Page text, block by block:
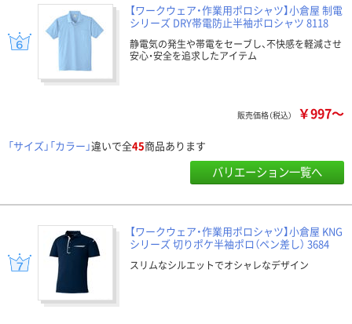
【ワークウェア・作業用ポロシャツ】小倉屋 制電
シリーズ DRY帯電防止半袖ポロシャツ 8118
静電気の発生や帯電をセーブし、不快感を軽減させ
安心・安全を追求したアイテム
販売価格（税込） ￥997～
「サイズ」「カラー」違いで全45商品あります
バリエーション一覧へ
【ワークウェア・作業用ポロシャツ】小倉屋 KNG
シリーズ 切りポケ半袖ポロ（ペン差し） 3684
スリムなシルエットでオシャレなデザイン